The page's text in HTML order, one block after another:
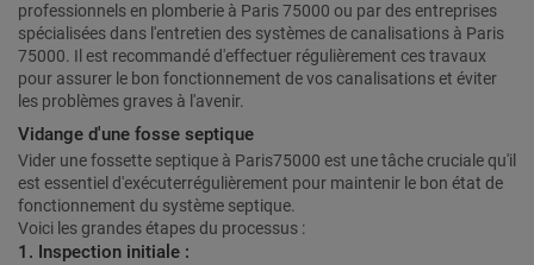
professionnels en plomberie à Paris 75000 ou par des entreprises
spécialisées dans l'entretien des systèmes de canalisations à Paris
75000. Il est recommandé d'effectuer régulièrement ces travaux
pour assurer le bon fonctionnement de vos canalisations et éviter
les problèmes graves à l'avenir.
Vidange d'une fosse septique
Vider une fossette septique à Paris75000 est une tâche cruciale qu'il
est essentiel d'exécuterrégulièrement pour maintenir le bon état de
fonctionnement du système septique.
Voici les grandes étapes du processus :
1. Inspection initiale :